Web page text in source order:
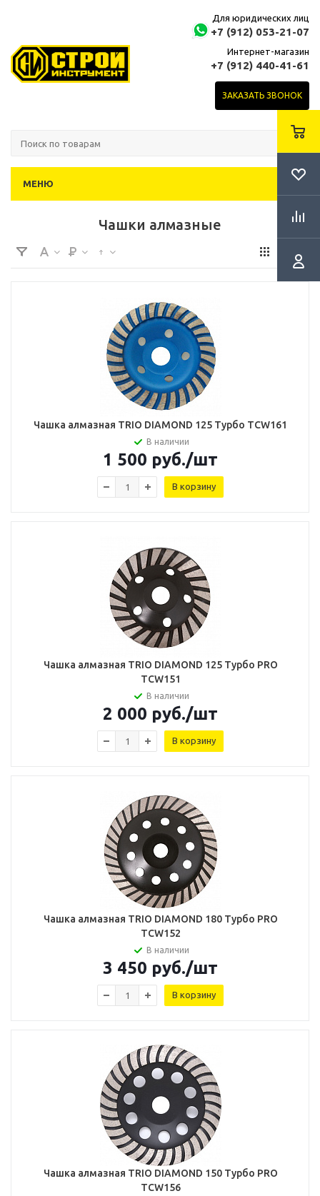
Для юридических лиц
+7 (912) 053-21-07
Интернет-магазин
+7 (912) 440-41-61
ЗАКАЗАТЬ ЗВОНОК
МЕНЮ
Чашки алмазные
Чашка алмазная TRIO DIAMOND 125 Турбо TCW161
В наличии
1 500 руб./шт
В корзину
Чашка алмазная TRIO DIAMOND 125 Турбо PRO
TCW151
В наличии
2 000 руб./шт
В корзину
Чашка алмазная TRIO DIAMOND 180 Турбо PRO
TCW152
В наличии
3 450 руб./шт
В корзину
Чашка алмазная TRIO DIAMOND 150 Турбо PRO
TCW156